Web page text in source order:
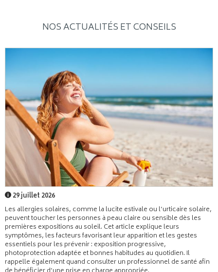
NOS ACTUALITÉS ET CONSEILS
29 juillet 2026
Les allergies solaires, comme la lucite estivale ou l’urticaire solaire,
peuvent toucher les personnes à peau claire ou sensible dès les
premières expositions au soleil. Cet article explique leurs
symptômes, les facteurs favorisant leur apparition et les gestes
essentiels pour les prévenir : exposition progressive,
photoprotection adaptée et bonnes habitudes au quotidien. Il
rappelle également quand consulter un professionnel de santé afin